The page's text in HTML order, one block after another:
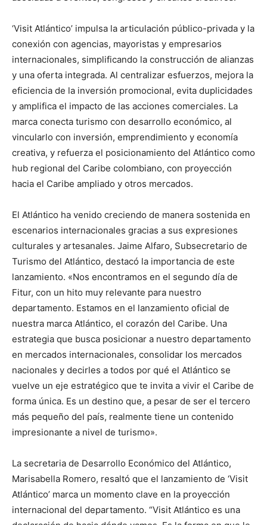
‘Visit Atlántico’ impulsa la articulación público-privada y la
conexión con agencias, mayoristas y empresarios
internacionales, simplificando la construcción de alianzas
y una oferta integrada. Al centralizar esfuerzos, mejora la
eficiencia de la inversión promocional, evita duplicidades
y amplifica el impacto de las acciones comerciales. La
marca conecta turismo con desarrollo económico, al
vincularlo con inversión, emprendimiento y economía
creativa, y refuerza el posicionamiento del Atlántico como
hub regional del Caribe colombiano, con proyección
hacia el Caribe ampliado y otros mercados.
El Atlántico ha venido creciendo de manera sostenida en
escenarios internacionales gracias a sus expresiones
culturales y artesanales. Jaime Alfaro, Subsecretario de
Turismo del Atlántico, destacó la importancia de este
lanzamiento. «Nos encontramos en el segundo día de
Fitur, con un hito muy relevante para nuestro
departamento. Estamos en el lanzamiento oficial de
nuestra marca Atlántico, el corazón del Caribe. Una
estrategia que busca posicionar a nuestro departamento
en mercados internacionales, consolidar los mercados
nacionales y decirles a todos por qué el Atlántico se
vuelve un eje estratégico que te invita a vivir el Caribe de
forma única. Es un destino que, a pesar de ser el tercero
más pequeño del país, realmente tiene un contenido
impresionante a nivel de turismo».
La secretaria de Desarrollo Económico del Atlántico,
Marisabella Romero, resaltó que el lanzamiento de ‘Visit
Atlántico’ marca un momento clave en la proyección
internacional del departamento. “Visit Atlántico es una